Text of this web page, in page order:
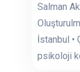
Salman
İstanbul
psikoloji